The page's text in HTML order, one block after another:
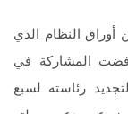
أوراق النظام الذي
رفضت المشاركة في
رئاسته لسبع